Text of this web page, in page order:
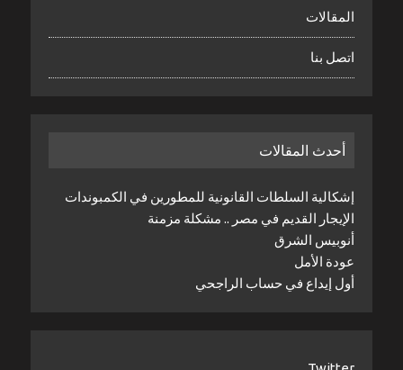
المقالات
اتصل بنا
أحدث المقالات
إشكالية السلطات القانونية للمطورين في الكمبوندات
الإيجار القديم في مصر .. مشكلة مزمنة
أنوبيس الشرق
عودة الأمل
أول إيداع في حساب الراجحي